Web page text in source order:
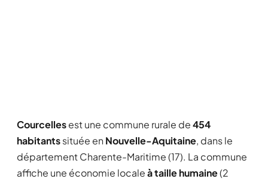
Courcellesest une commune rurale de454
habitantssituée en Nouvelle-Aquitaine, dans le
département Charente-Maritime (17). La commune
affiche une économie localeà taille humaine(2